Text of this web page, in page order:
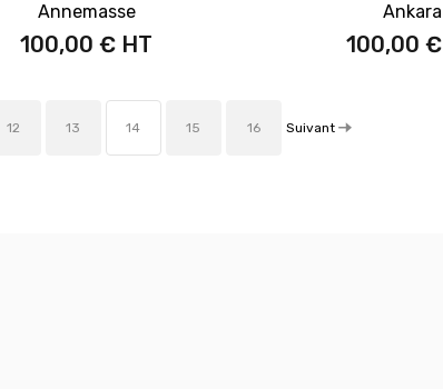
Annemasse
100,00 €
Ankara
100,00 €
12 13 14 15 16 Suivant